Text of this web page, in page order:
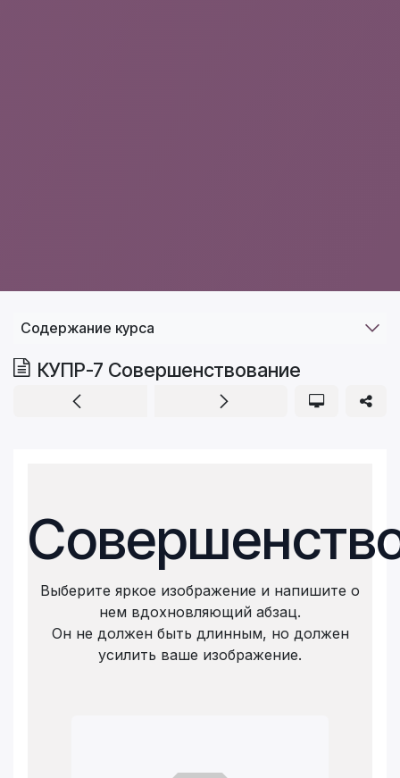
Содержание курса
КУПР-7 Совершенствование
Выберите яркое изображение и напишите о
нем вдохновляющий абзац.
Он не должен быть длинным, но должен
усилить ваше изображение.